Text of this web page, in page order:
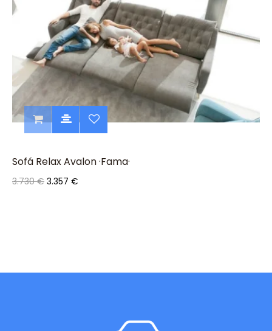
Sofá Relax Avalon ·Fama·
3.730 € 3.357 €